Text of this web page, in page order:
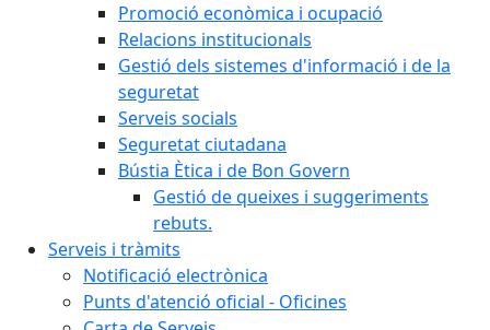
Promoció econòmica i ocupació
Relacions institucionals
Gestió dels sistemes d'informació i de la
seguretat
Serveis socials
Seguretat ciutadana
Bústia Ètica i de Bon Govern
Gestió de queixes i suggeriments
rebuts.
Serveis i tràmits
Notificació electrònica
Punts d'atenció oficial - Oficines